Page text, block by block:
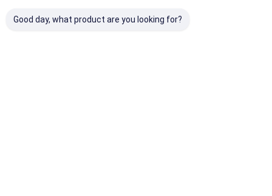
Rights Reserved.
Good day, what product are you looking for?